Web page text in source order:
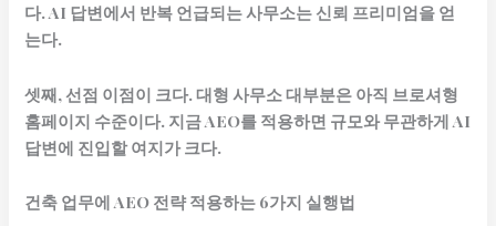
다. AI 답변에서 반복 언급되는 사무소는 신뢰 프리미엄을 얻
는다.
셋째, 선점 이점이 크다.대형 사무소 대부분은 아직 브로셔형
홈페이지 수준이다. 지금 AEO를 적용하면 규모와 무관하게 AI
답변에 진입할 여지가 크다.
건축 업무에 AEO 전략 적용하는 6가지 실행법